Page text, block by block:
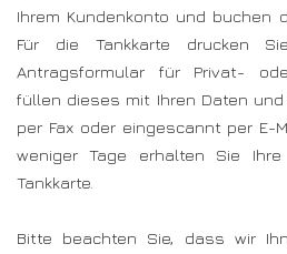
Ihrem Kundenkonto und buchen
Für die Tankkarte drucken
Antragsformular für Privat-
füllen dieses mit Ihren Daten
per Fax oder eingescannt per E-
weniger Tage erhalten Sie
Tankkarte.
Bitte beachten Sie, dass wir